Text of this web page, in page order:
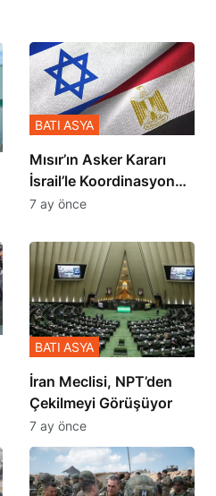
Mısır’ın Asker Kararı
İsrail’le Koordinasyon
İçinde Gerçekleşmiş
BATI ASYA
7 ay önce
İran Meclisi, NPT’den
Çekilmeyi Görüşüyor
BATI ASYA
7 ay önce